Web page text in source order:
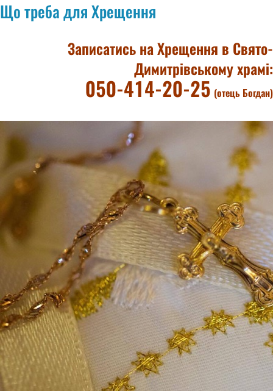
Що треба для Хрещення
Записатись на Хрещення в Свято-
Димитрівському храмі:
050-414-20-25 (отець Богдан)